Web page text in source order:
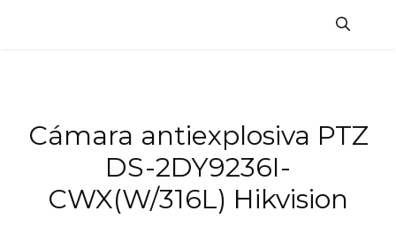
Cámara antiexplosiva PTZ
DS-2DY9236I-
CWX(W/316L) Hikvision